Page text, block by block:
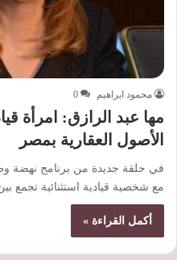
محمود ابراهيم 0
مها عبد الرازق: امرأة
الأصول العقارية بمصر
في حلقة جديدة من برنامج نهضة
مع شخصية قيادية استثنائية تجمع
أكمل القراءة »